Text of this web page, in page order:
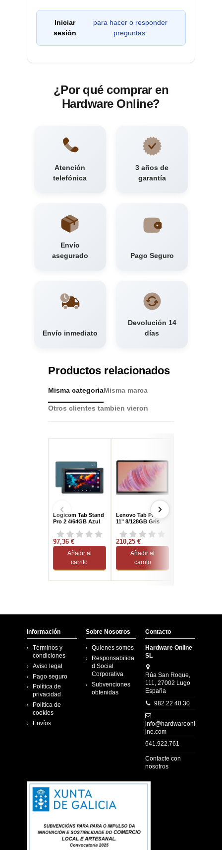
Iniciar
sesión
para hacer o responder
preguntas.
¿Por qué comprar en
Hardware Online?
Atención
telefónica
3 años de
garantía
Envío
asegurado
Pago Seguro
Envío inmediato
Devolución 14
días
Productos relacionados
Misma categoriaMisma marca
Otros clientes tambien vieron
Logicom Tab Stand
Pro 2 4/64GB Azul
97,36 €
Añadir al
carrito
Lenovo Tab Plus
11" 8/128GB Gris
210,25 €
Añadir al
carrito
Información
Términos y
condiciones
Aviso legal
Pago seguro
Política de
privacidad
Política de
cookies
Envíos
Sobre Nosotros
Quienes somos
Responsabilida
d Social
Corporativa
Subvenciones
obtenidas
Contacto
Hardware Online
SL
Rúa San Roque,
111, 27002 Lugo
España
982 22 40 30
info@hardwareonl
ine.com
641.922.761
Contacte con
nosotros